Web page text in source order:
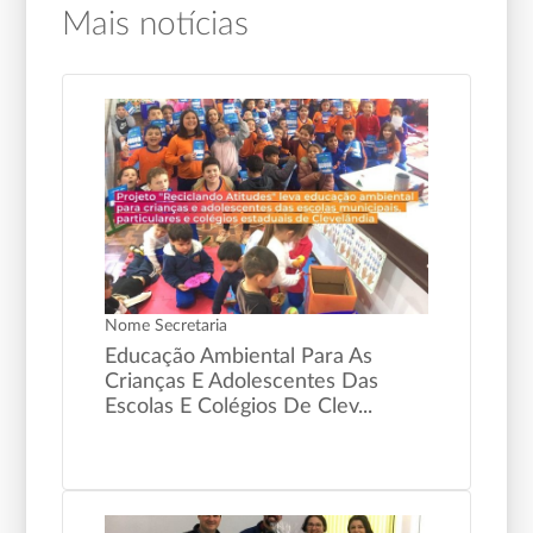
Mais notícias
Nome Secretaria
Educação Ambiental Para As
Crianças E Adolescentes Das
Escolas E Colégios De Clev...